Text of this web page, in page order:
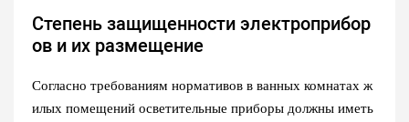
Степень защищенности электроприбор
ов и их размещение
Согласно требованиям нормативов в ванных комнатах ж
илых помещений осветительные приборы должны иметь